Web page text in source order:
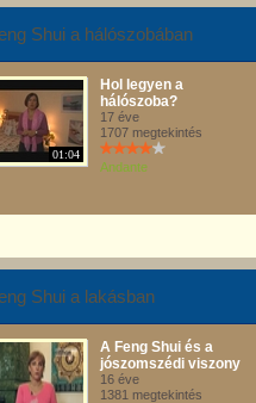
Shui a hálószobában
01:04
Hol legyen a
hálószoba?
17 éve
1707 megtekintés
Andante
Shui a lakásban
A Feng Shui és a
jószomszédi viszony
16 éve
1381 megtekintés